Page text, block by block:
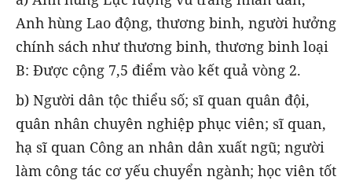
Anh hùng Lao động, thương binh, người hưởng
chính sách như thương binh, thương binh loại
B: Được cộng 7,5 điểm vào kết quả vòng 2.
b) Người dân tộc thiểu số; sĩ quan quân đội,
quân nhân chuyên nghiệp phục viên; sĩ quan,
hạ sĩ quan Công an nhân dân xuất ngũ; người
làm công tác cơ yếu chuyển ngành; học viên tốt